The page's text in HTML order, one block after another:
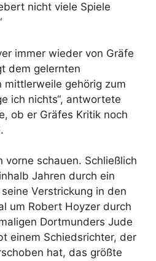
nicht viele Spiele
immer wieder von Gräfe
dem gelernten
mittlerweile gehörig zum
ich nichts“, antwortete
ob er Gräfes Kritik noch
vorne schauen. Schließlich
Jahren durch ein
Verstrickung in den
um Robert Hoyzer durch
Dortmunders Jude
einem Schiedsrichter, der
hat, das größte